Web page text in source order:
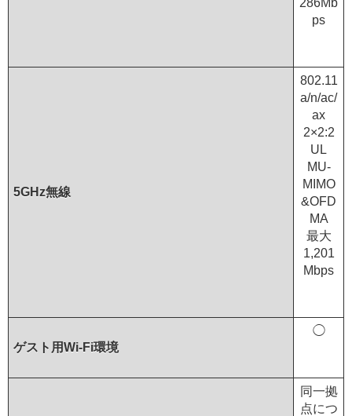
286Mb
ps
5GHz無線
802.11
a/n/ac/
ax
2×2:2
UL
MU-
MIMO
&OFD
MA
最大
1,201
Mbps
ゲスト用Wi-Fi環境
◯
同一拠
点につ